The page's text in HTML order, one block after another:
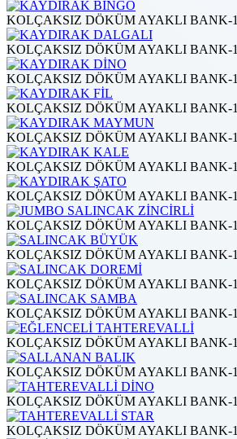
KOLÇAKSIZ DÖKÜM AYAKLI BANK-1
KOLÇAKSIZ DÖKÜM AYAKLI BANK-1
KOLÇAKSIZ DÖKÜM AYAKLI BANK-1
KOLÇAKSIZ DÖKÜM AYAKLI BANK-1
KOLÇAKSIZ DÖKÜM AYAKLI BANK-1
KOLÇAKSIZ DÖKÜM AYAKLI BANK-1
KOLÇAKSIZ DÖKÜM AYAKLI BANK-1
KOLÇAKSIZ DÖKÜM AYAKLI BANK-1
KOLÇAKSIZ DÖKÜM AYAKLI BANK-1
KOLÇAKSIZ DÖKÜM AYAKLI BANK-1
KOLÇAKSIZ DÖKÜM AYAKLI BANK-1
KOLÇAKSIZ DÖKÜM AYAKLI BANK-1
KOLÇAKSIZ DÖKÜM AYAKLI BANK-1
KOLÇAKSIZ DÖKÜM AYAKLI BANK-1
KOLÇAKSIZ DÖKÜM AYAKLI BANK-1